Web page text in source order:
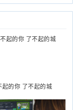
起的你 了不起的城